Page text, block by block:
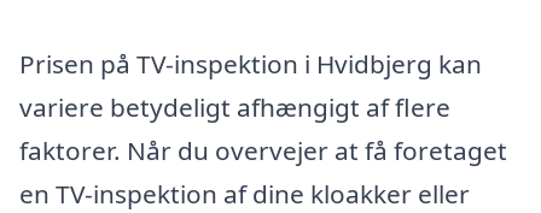
Prisen på TV-inspektion i Hvidbjerg kan
variere betydeligt afhængigt af flere
faktorer. Når du overvejer at få foretaget
en TV-inspektion af dine kloakker eller